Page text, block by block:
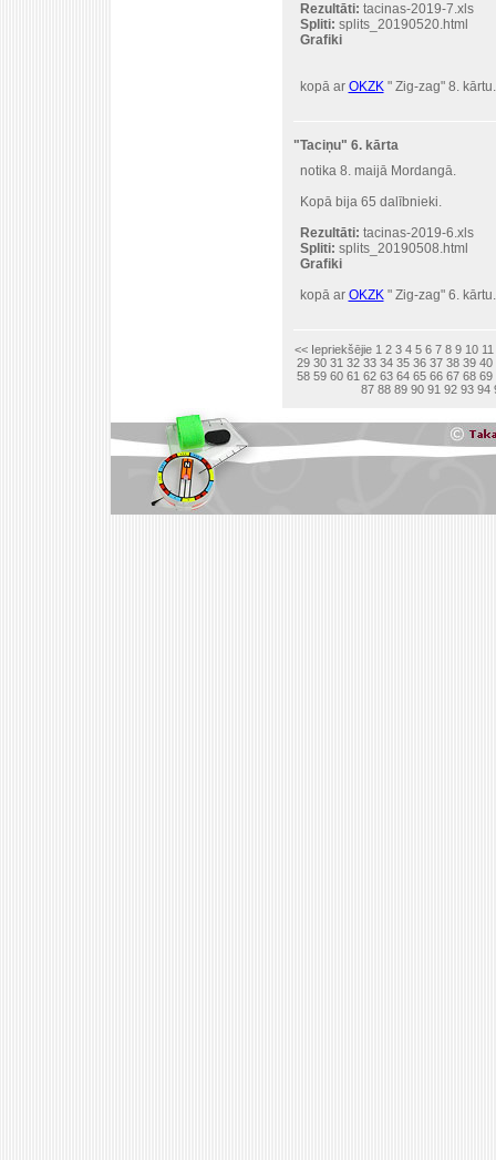
Rezultāti: tacinas-2019-7.xls
Spliti: splits_20190520.html
Grafiki
kopā ar OKZK" Zig-zag" 8. kārtu.
"Taciņu" 6. kārta
notika 8. maijā Mordangā.
Kopā bija 65 dalībnieki.
Rezultāti: tacinas-2019-6.xls
Spliti: splits_20190508.html
Grafiki
kopā ar OKZK" Zig-zag" 6. kārtu.
<< Iepriekšējie 1 2 3 4 5 6 7 8 9 10 11
29 30 31 32 33 34 35 36 37 38 39 40
58 59 60 61 62 63 64 65 66 67 68 69
87 88 89 90 91 92 93 94